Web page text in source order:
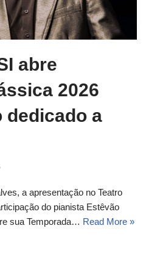
abre
2026
dedicado a
a apresentação no Teatro
do pianista Estêvão
sua Temporada… Read More »